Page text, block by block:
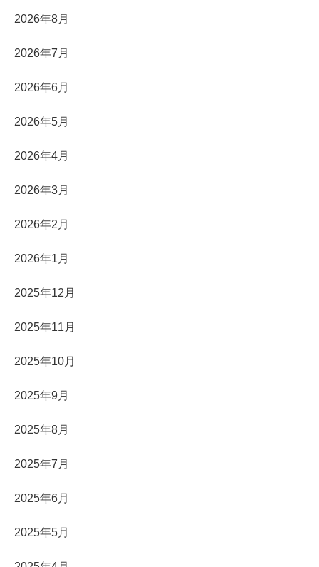
2026年8月
2026年7月
2026年6月
2026年5月
2026年4月
2026年3月
2026年2月
2026年1月
2025年12月
2025年11月
2025年10月
2025年9月
2025年8月
2025年7月
2025年6月
2025年5月